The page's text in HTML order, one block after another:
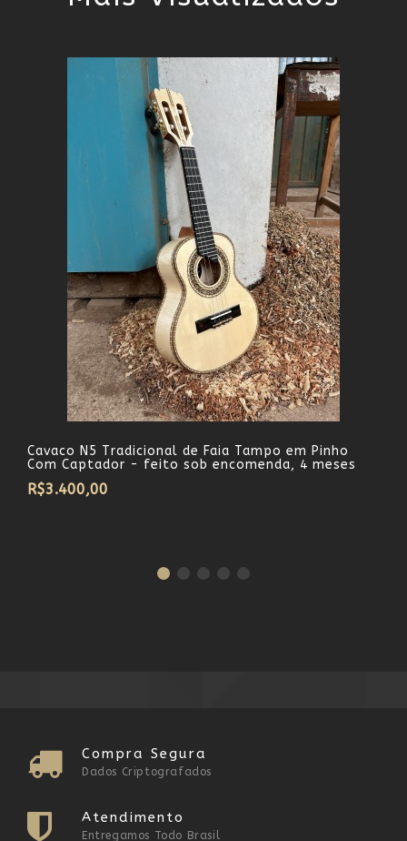
Cavaco N5 Tradicional de Faia Tampo em Pinho
Com Captador - feito sob encomenda, 4 meses
R$3.400,00
Compra Segura
Dados Criptografados
Atendimento
Entregamos Todo Brasil